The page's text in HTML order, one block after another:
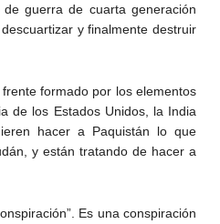
guerra de cuarta generación
y finalmente destruir
formado por los elementos
de los Estados Unidos, la India
hacer a Paquistán lo que
y están tratando de hacer a
Es una conspiración